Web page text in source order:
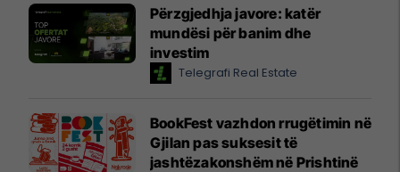
Përzgjedhja javore: katër
mundësi për banim dhe
investim
Telegrafi Real Estate
BookFest vazhdon rrugëtimin në
Gjilan pas suksesit të
jashtëzakonshëm në Prishtinë